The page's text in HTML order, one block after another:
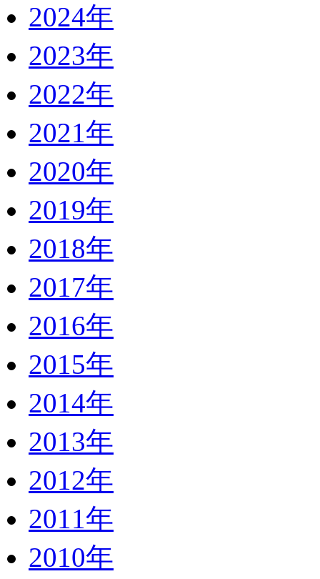
2024年
2023年
2022年
2021年
2020年
2019年
2018年
2017年
2016年
2015年
2014年
2013年
2012年
2011年
2010年